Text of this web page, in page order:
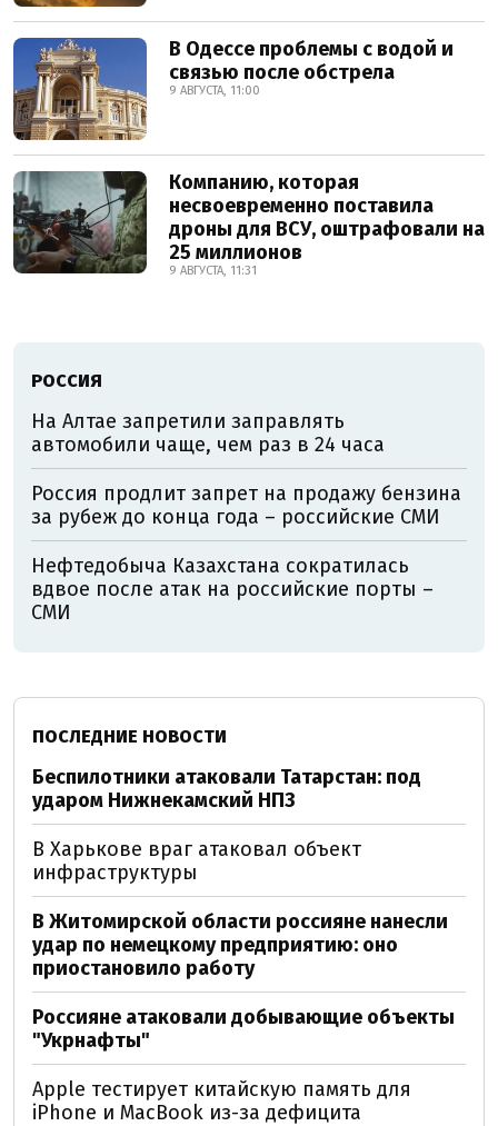
В Одессе проблемы с водой и
связью после обстрела
9 АВГУСТА, 11:00
Компанию, которая
несвоевременно поставила
дроны для ВСУ, оштрафовали на
25 миллионов
9 АВГУСТА, 11:31
РОССИЯ
На Алтае запретили заправлять
автомобили чаще, чем раз в 24 часа
Россия продлит запрет на продажу бензина
за рубеж до конца года – российские СМИ
Нефтедобыча Казахстана сократилась
вдвое после атак на российские порты –
СМИ
ПОСЛЕДНИЕ НОВОСТИ
Беспилотники атаковали Татарстан: под
ударом Нижнекамский НПЗ
В Харькове враг атаковал объект
инфраструктуры
В Житомирской области россияне нанесли
удар по немецкому предприятию: оно
приостановило работу
Россияне атаковали добывающие объекты
"Укрнафты"
Apple тестирует китайскую память для
iPhone и MacBook из-за дефицита